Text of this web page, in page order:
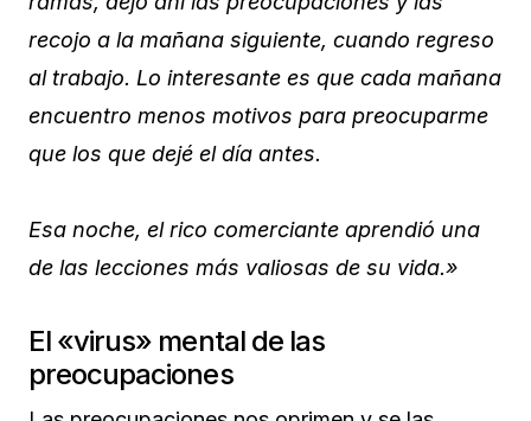
recojo a la mañana siguiente, cuando regreso
al trabajo. Lo interesante es que cada mañana
encuentro menos motivos para preocuparme
que los que dejé el día antes.
Esa noche, el rico comerciante aprendió una
de las lecciones más valiosas de su vida.»
El «virus» mental de las
preocupaciones